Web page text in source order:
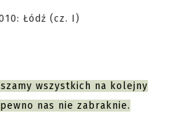
wszystkich na kolejny
nas nie zabraknie.